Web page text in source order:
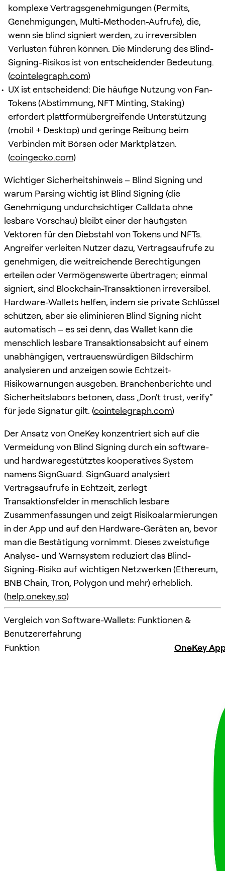
komplexe Vertragsgenehmigungen (Permits,
Genehmigungen, Multi-Methoden-Aufrufe), die,
wenn sie blind signiert werden, zu irreversiblen
Verlusten führen können. Die Minderung des Blind-
Signing-Risikos ist von entscheidender Bedeutung.
(cointelegraph.com)
UX ist entscheidend: Die häufige Nutzung von Fan-
Tokens (Abstimmung, NFT Minting, Staking)
erfordert plattformübergreifende Unterstützung
(mobil + Desktop) und geringe Reibung beim
Verbinden mit Börsen oder Marktplätzen.
(coingecko.com)
Wichtiger Sicherheitshinweis – Blind Signing und
warum Parsing wichtig ist Blind Signing (die
Genehmigung undurchsichtiger Calldata ohne
lesbare Vorschau) bleibt einer der häufigsten
Vektoren für den Diebstahl von Tokens und NFTs.
Angreifer verleiten Nutzer dazu, Vertragsaufrufe zu
genehmigen, die weitreichende Berechtigungen
erteilen oder Vermögenswerte übertragen; einmal
signiert, sind Blockchain-Transaktionen irreversibel.
Hardware-Wallets helfen, indem sie private Schlüssel
schützen, aber sie eliminieren Blind Signing nicht
automatisch – es sei denn, das Wallet kann die
menschlich lesbare Transaktionsabsicht auf einem
unabhängigen, vertrauenswürdigen Bildschirm
analysieren und anzeigen sowie Echtzeit-
Risikowarnungen ausgeben. Branchenberichte und
Sicherheitslabors betonen, dass „Don't trust, verify“
für jede Signatur gilt. (cointelegraph.com)
Der Ansatz von OneKey konzentriert sich auf die
Vermeidung von Blind Signing durch ein software-
und hardwaregestütztes kooperatives System
namensSignGuard. SignGuard analysiert
Vertragsaufrufe in Echtzeit, zerlegt
Transaktionsfelder in menschlich lesbare
Zusammenfassungen und zeigt Risikoalarmierungen
in der App und auf den Hardware-Geräten an, bevor
man die Bestätigung vornimmt. Dieses zweistufige
Analyse- und Warnsystem reduziert das Blind-
Signing-Risiko auf wichtigen Netzwerken (Ethereum,
BNB Chain, Tron, Polygon und mehr) erheblich.
(help.onekey.so)
Vergleich von Software-Wallets: Funktionen &
Benutzererfahrung
Funktion
OneKey